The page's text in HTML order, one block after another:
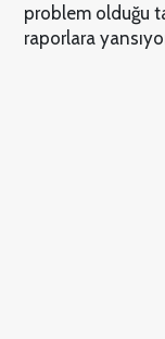
problem olduğu
raporlara